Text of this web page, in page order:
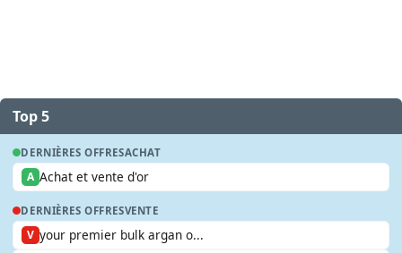
Top 5
DERNIÈRES OFFRESACHAT
A Achat et vente d'or
DERNIÈRES OFFRESVENTE
V your premier bulk argan o...